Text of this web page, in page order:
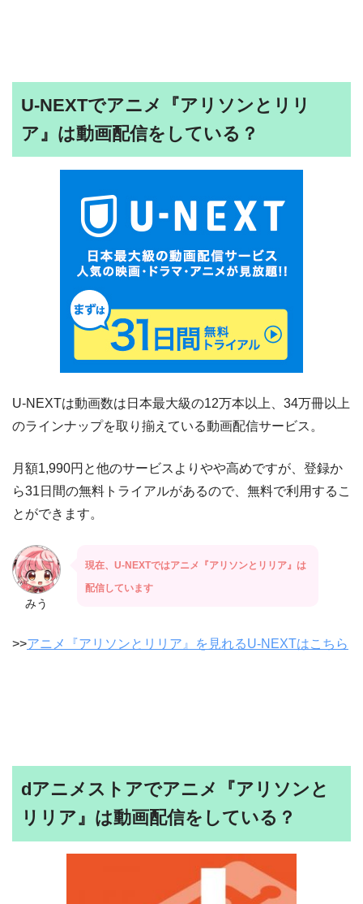
U-NEXTでアニメ『アリソンとリリ
ア』は動画配信をしている？
U-NEXTは動画数は日本最大級の12万本以上、34万冊以上
のラインナップを取り揃えている動画配信サービス。
月額1,990円と他のサービスよりやや高めですが、登録か
ら31日間の無料トライアルがあるので、無料で利用するこ
とができます。
みう
現在、U-NEXTではアニメ『アリソンとリリア』は
配信しています
>>アニメ『アリソンとリリア』を見れるU-NEXTはこちら
dアニメストアでアニメ『アリソンと
リリア』は動画配信をしている？